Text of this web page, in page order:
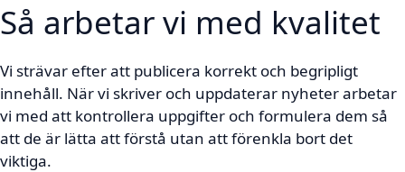
Så arbetar vi med kvalitet
Vi strävar efter att publicera korrekt och begripligt
innehåll. När vi skriver och uppdaterar nyheter arbetar
vi med att kontrollera uppgifter och formulera dem så
att de är lätta att förstå utan att förenkla bort det
viktiga.